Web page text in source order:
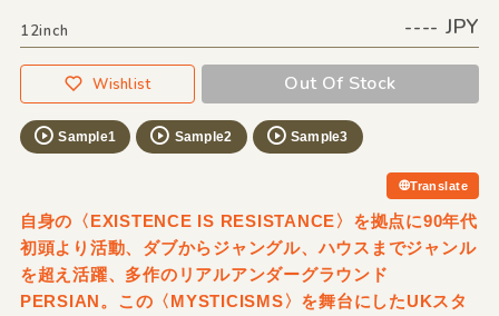
12inch ---- JPY
Wishlist Out Of Stock
Sample1 Sample2 Sample3
Translate
自身の〈EXISTENCE IS RESISTANCE〉を拠点に90年代
初頭より活動、ダブからジャングル、ハウスまでジャンル
を超え活躍、多作のリアルアンダーグラウンド
PERSIAN。この〈MYSTICISMS〉を舞台にしたUKスタ